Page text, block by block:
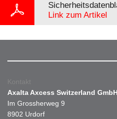
Link zum Artikel
Kontakt
Axalta Axcess Switzerland
Im Grossherweg 9
8902 Urdorf